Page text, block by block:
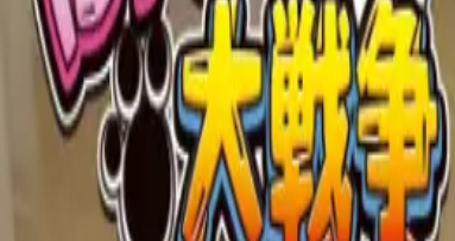
入荷予定店舗(全5店舗)
川越店川崎店 浦和店平塚店 大和店
ご利用上のお願い
本リストは、入荷予定（実績）をお知らせす
超人気景品は【入荷日〜翌日朝】に品切れと